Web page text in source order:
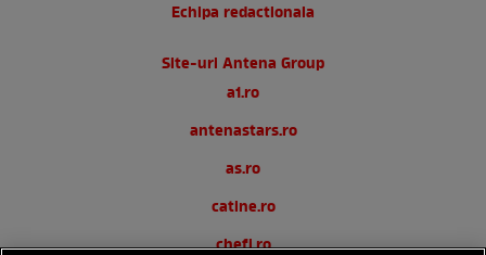
Echipa redactionala
Site-uri Antena Group
a1.ro
antenastars.ro
as.ro
catine.ro
chefi.ro